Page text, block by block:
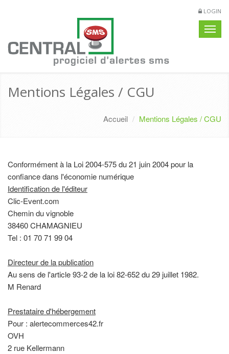
LOGIN
Mentions Légales / CGU
Accueil Mentions Légales / CGU
Conformément à la Loi 2004-575 du 21 juin 2004 pour la
confiance dans l'économie numérique
Identification de l'éditeur
Clic-Event.com
Chemin du vignoble
38460 CHAMAGNIEU
Tel : 01 70 71 99 04
Directeur de la publication
Au sens de l'article 93-2 de la loi 82-652 du 29 juillet 1982.
M Renard
Prestataire d'hébergement
Pour : alertecommerces42.fr
OVH
2 rue Kellermann